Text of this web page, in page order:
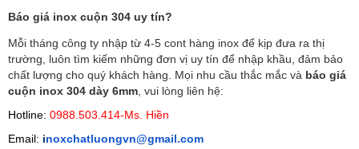
Báo giá inox cuộn 304 uy tín?
Mỗi tháng công ty nhập từ 4-5 cont hàng inox để kịp đưa ra thị
trường, luôn tìm kiếm những đơn vị uy tín để nhập khầu, đảm bảo
chất lượng cho quý khách hàng. Mọi nhu cầu thắc mắc và báo giá
cuộn inox 304 dày 6mm , vui lòng liên hệ:
Hotline: 0988.503.414-Ms. Hiền
Email: inoxchatluongvn@gmail.com